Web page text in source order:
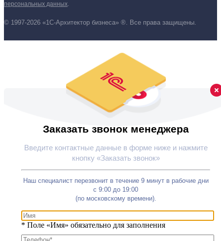
персональных данных.
© 1997-2026 «1С-Архитектор бизнеса» ®. Все права защищены.
Заказать звонок менеджера
Введите контактные данные в форме ниже и нажмите
кнопку «Заказать звонок»
Наш специалист перезвонит в течение 9 минут в рабочие дни
с 9:00 до 19:00
(по московскому времени).
* Поле «Имя» обязательно для заполнения